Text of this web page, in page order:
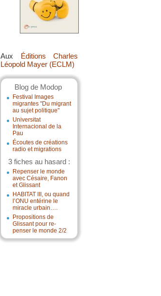
Aux Éditions Charles
Léopold Mayer (ECLM)
Blog de Modop
Festival Images
migrantes "Du migrant
au sujet politique"
Universitat
Internacional de la
Pau
Écoutes de créations
radio et migrations
3 fiches au hasard :
Repenser le monde
avec Césaire, Fanon
et Glissant
HABITAT III, ou quand
l’ONU entérine le
miracle urbain….
Propositions de
Glissant pour re-
penser le monde 2/2